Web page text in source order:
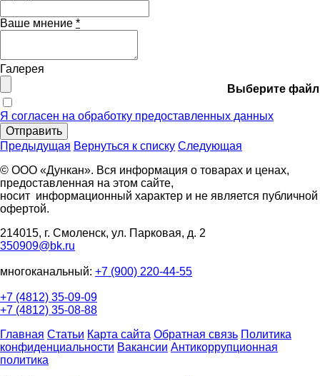
Ваше мнение *
Галерея
Выберите файл
Я согласен на обработку предоставленных данных
Отправить
Предыдущая Вернуться к списку Следующая
© ООО «Дункан». Вся информация о товарах и ценах,
предоставленная на этом сайте,
носит информационный характер и не является публичной
офертой.
214015, г. Смоленск, ул. Парковая, д. 2
350909@bk.ru
многоканальный: +7 (900) 220-44-55
+7 (4812) 35-09-09
+7 (4812) 35-08-88
Главная Статьи Карта сайта Обратная связь Политика
конфиденциальности Вакансии Антикоррупционная
политика